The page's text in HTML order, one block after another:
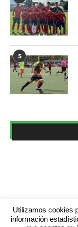
5
Utilizamos cookies
información